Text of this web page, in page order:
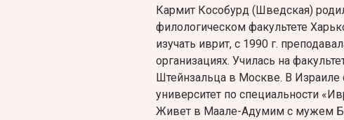
Кармит Кособурд (Шведская)
филологическом факультете
изучать иврит, с 1990 г.
организациях. Училась на
Штейнзальца в Москве. В Израиле
университет по специальности
Живет в Маале-Адумим с мужем